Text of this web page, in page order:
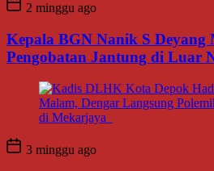
2 minggu ago
Kepala BGN Nanik S Deyang
Pengobatan Jantung di Luar
3 minggu ago